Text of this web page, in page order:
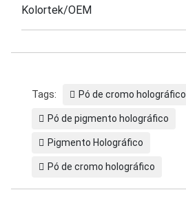
Kolortek/OEM
Tags: Pó de cromo holográfico
Pó de pigmento holográfico
Pigmento Holográfico
Pó de cromo holográfico